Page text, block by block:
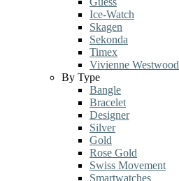
Ice-Watch
Skagen
Sekonda
Timex
Vivienne Westwood
By Type
Bangle
Bracelet
Designer
Silver
Gold
Rose Gold
Swiss Movement
Smartwatches